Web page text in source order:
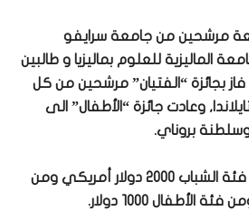
مرشحين من جامعة سرايفو
الماليزية للعلوم بماليزيا و طالبين
بجائزة “الفتيان” مرشحين من كل
وعادت جائزة “الأطفال” الى
بروناي.
وسيتم منح كل فائز من فئة الشباب 2000 دولار أمريكي ومن